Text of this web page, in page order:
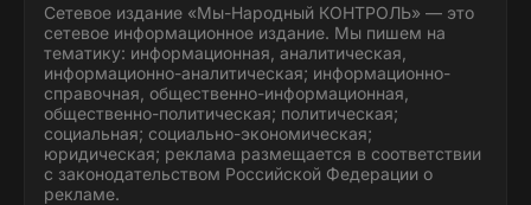
Сетевое издание «Мы-Народный КОНТРОЛЬ» — это
сетевое информационное издание. Мы пишем на
тематику: информационная, аналитическая,
информационно-аналитическая; информационно-
справочная, общественно-информационная,
общественно-политическая; политическая;
социальная; социально-экономическая;
юридическая; реклама размещается в соответствии
с законодательством Российской Федерации о
рекламе.